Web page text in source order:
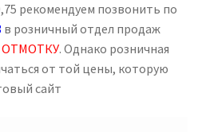
рекомендуем позвонить по
в розничный отдел продаж
ОТМОТКУ. Однако розничная
от той цены, которую
сайт